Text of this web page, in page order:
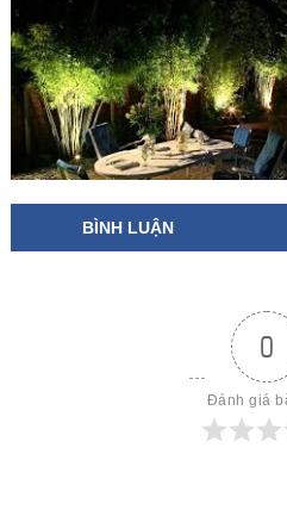
BÌNH LUẬN
0
Đánh giá